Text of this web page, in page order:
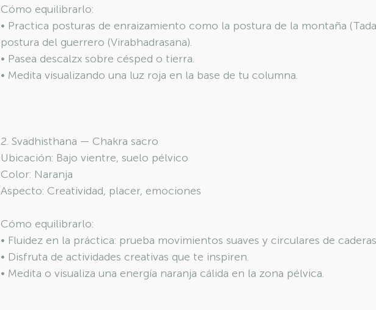
Cómo equilibrarlo:
• Practica posturas de enraizamiento como la postura de la montaña
postura del guerrero (Virabhadrasana).
• Pasea descalzx sobre césped o tierra.
• Medita visualizando una luz roja en la base de tu columna.
2. Svadhisthana — Chakra sacro
Ubicación: Bajo vientre, suelo pélvico
Color: Naranja
Aspecto: Creatividad, placer, emociones
Cómo equilibrarlo:
• Fluidez en la práctica: prueba movimientos suaves y circulares de
• Disfruta de actividades creativas que te inspiren.
• Medita o visualiza una energía naranja cálida en la zona pélvica.